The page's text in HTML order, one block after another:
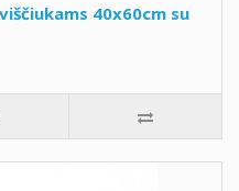
40x60cm su